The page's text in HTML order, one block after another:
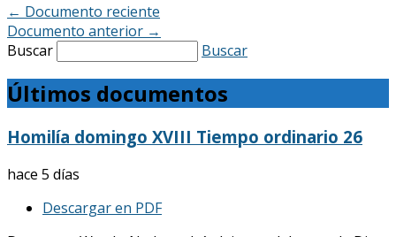
← Documento reciente
Documento anterior →
Buscar
Buscar
Últimos documentos
Homilía domingo XVIII Tiempo ordinario 26
hace 5 días
Descargar en PDF